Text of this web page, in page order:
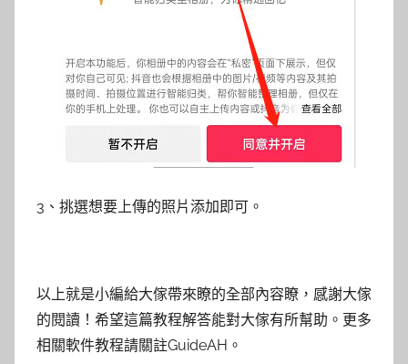
3、挑選想要上傳的照片添加即可。
以上就是小編給大傢帶來瞭的全部內容瞭，感謝大傢
的閱讀！希望這篇教程解答能對大傢有所幫助。更多
相關軟件教程請關註GuideAH。